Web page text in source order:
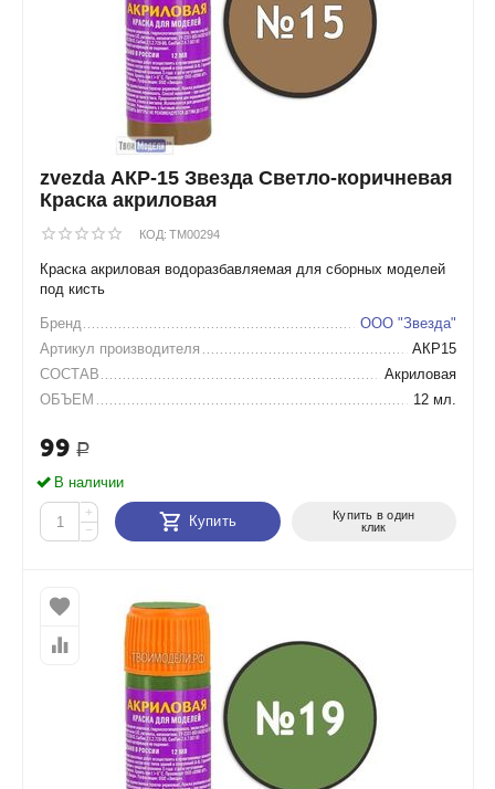
zvezda АКР-15 Звезда Cветло-коричневая
Краска акриловая
КОД: TM00294
Краска акриловая водоразбавляемая для сборных моделей
под кисть
Бренд
ООО "Звезда"
Артикул производителя
АКР15
СОСТАВ
Акриловая
ОБЪЕМ
12 мл.
99 Р
В наличии
+
−
Купить
Купить в один
клик